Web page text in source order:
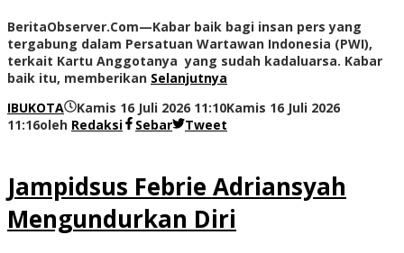
BeritaObserver.Com—Kabar baik bagi insan pers yang
tergabung dalam Persatuan Wartawan Indonesia (PWI),
terkait Kartu Anggotanya yang sudah kadaluarsa. Kabar
baik itu, memberikan Selanjutnya
IBUKOTA
Kamis 16 Juli 2026 11:10Kamis 16 Juli 2026
11:16oleh Redaksi Sebar Tweet
Jampidsus Febrie Adriansyah
Mengundurkan Diri